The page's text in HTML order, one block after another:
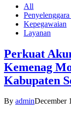
All
Kepegawaian
Layanan
Perkuat
Kemenag
Kabupaten
By adminDecember